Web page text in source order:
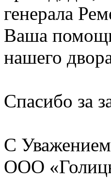
генерала
Ваша
нашего
Спасибо за
С
ООО